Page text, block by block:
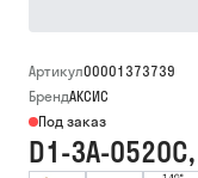
Артикул00001373739
БрендАКСИС
Под заказ
D1-3A-